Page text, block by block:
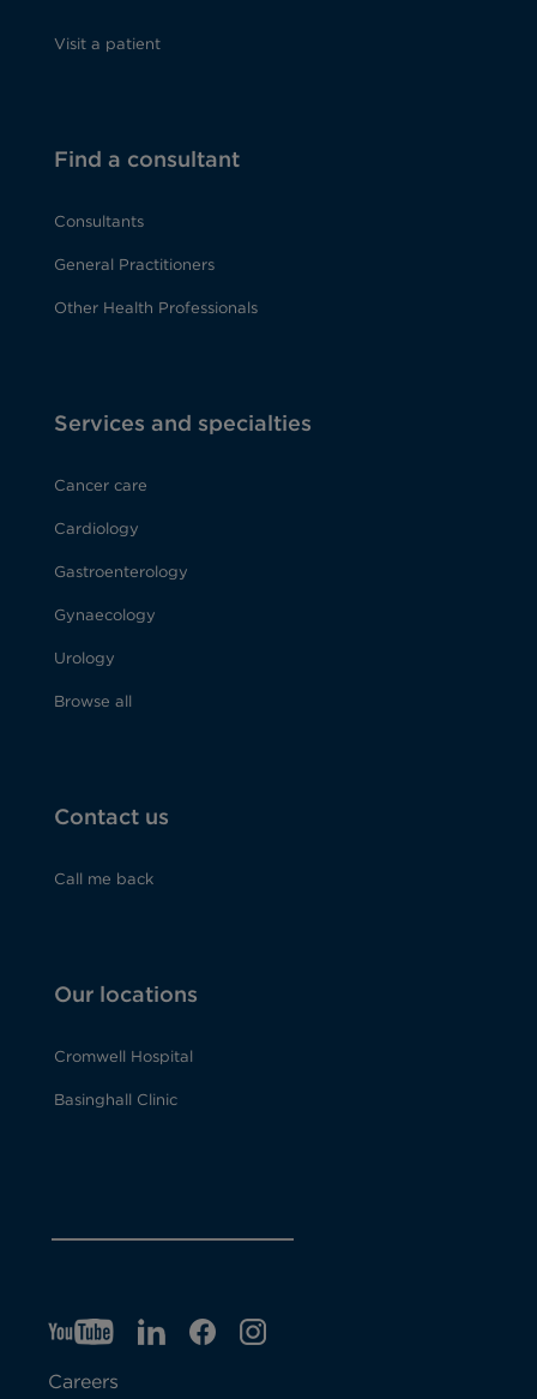
Visit a patient
Find a consultant
Consultants
General Practitioners
Other Health Professionals
Services and specialties
Cancer care
Cardiology
Gastroenterology
Gynaecology
Urology
Browse all
Contact us
Call me back
Our locations
Cromwell Hospital
Basinghall Clinic
YTO
p
LIO
F
IGO
Careers